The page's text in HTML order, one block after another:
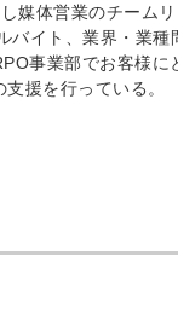
媒体営業のチーム
イト、業界・業種
事業部でお客様に
援を行っている。